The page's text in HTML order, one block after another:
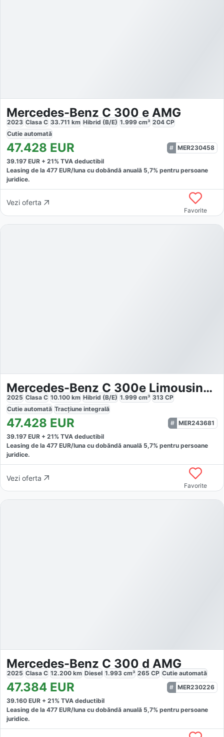
Mercedes-Benz C 300 e AMG
2023 Clasa C 33.711 km Hibrid (B/E) 1.999 cm³ 204 CP
Cutie automată
47.428 EUR
MER230458
39.197 EUR + 21% TVA deductibil
Leasing de la 477 EUR/luna cu dobăndă anuală 5,7% pentru persoane
juridice.
Vezi oferta
Favorite
Mercedes-Benz C 300e Limousine 4Matic
2025 Clasa C 10.100 km Hibrid (B/E) 1.999 cm³ 313 CP
Cutie automată Tracțiune integrală
47.428 EUR
MER243681
39.197 EUR + 21% TVA deductibil
Leasing de la 477 EUR/luna cu dobăndă anuală 5,7% pentru persoane
juridice.
Vezi oferta
Favorite
Mercedes-Benz C 300 d AMG
2025 Clasa C 12.200 km Diesel 1.993 cm³ 265 CP Cutie automată
47.384 EUR
MER230226
39.160 EUR + 21% TVA deductibil
Leasing de la 477 EUR/luna cu dobăndă anuală 5,7% pentru persoane
juridice.